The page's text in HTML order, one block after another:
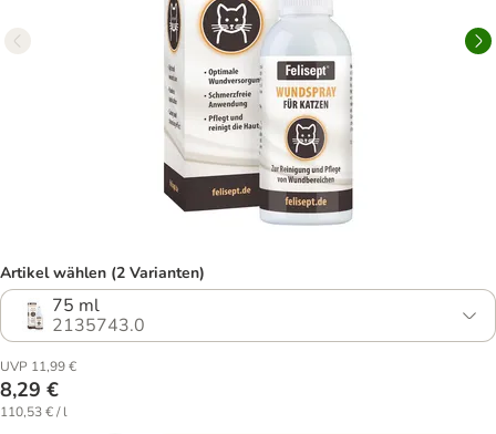
Artikel wählen (2 Varianten)
75 ml
2135743.0
UVP 11,99 €
8,29 €
110,53 € / l